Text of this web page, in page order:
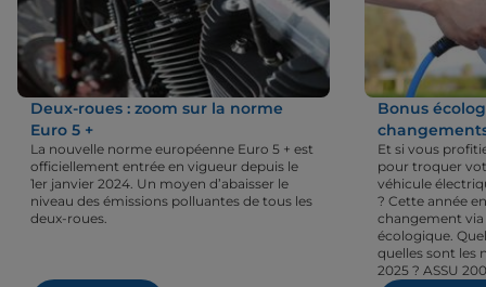
Deux-roues : zoom sur la norme
Euro 5 +
La nouvelle norme européenne Euro 5 + est
officiellement entrée en vigueur depuis le
1er janvier 2024. Un moyen d’abaisser le
niveau des émissions polluantes de tous les
deux-roues.
Bonus
Et si vous
pour troquer
véhicule
? Cette année
changement
écologique.
quelles sont les
2025 ? ASSU